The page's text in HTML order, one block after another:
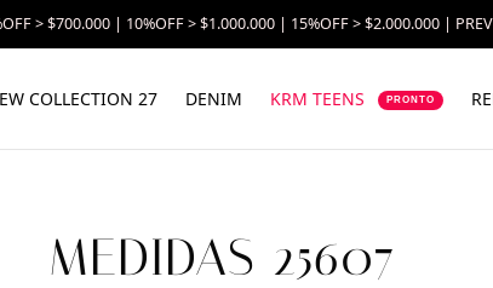
> $700.000 | 10%OFF > $1.000.000 | 15%OFF > $2.000.000 |
COLLECTION 27 DENIM KRM TEENS PRONTO
MEDIDAS 25607